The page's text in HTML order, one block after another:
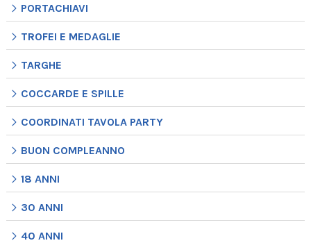
PORTACHIAVI
TROFEI E MEDAGLIE
TARGHE
COCCARDE E SPILLE
COORDINATI TAVOLA PARTY
BUON COMPLEANNO
18 ANNI
30 ANNI
40 ANNI